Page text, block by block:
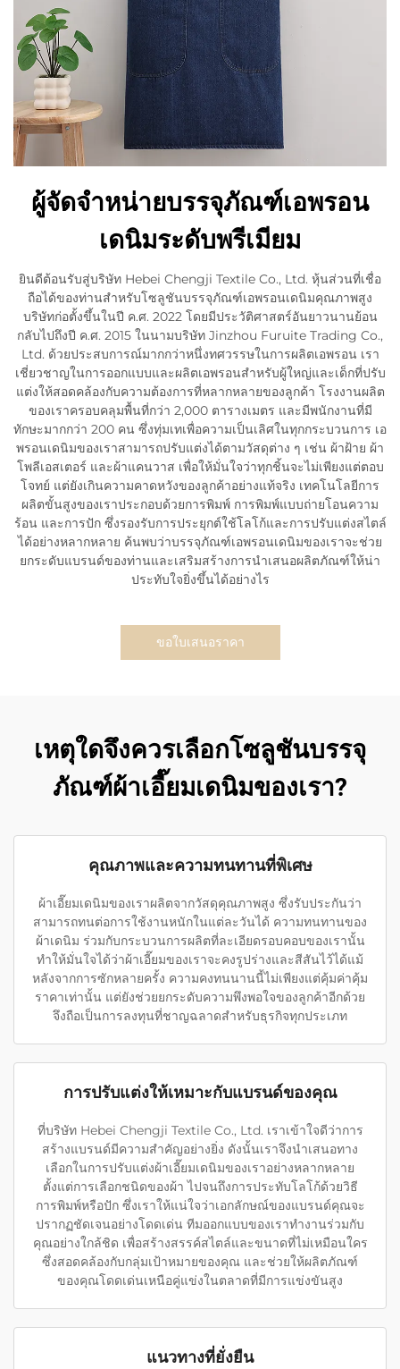
ผู้จัดจำหน่ายบรรจุภัณฑ์เอพรอน
เดนิมระดับพรีเมียม
ยินดีต้อนรับสู่บริษัท Hebei Chengji Textile Co., Ltd. หุ้นส่วนที่เชื่อ
ถือได้ของท่านสำหรับโซลูชันบรรจุภัณฑ์เอพรอนเดนิมคุณภาพสูง
บริษัทก่อตั้งขึ้นในปี ค.ศ. 2022 โดยมีประวัติศาสตร์อันยาวนานย้อน
กลับไปถึงปี ค.ศ. 2015 ในนามบริษัท Jinzhou Furuite Trading Co.,
Ltd. ด้วยประสบการณ์มากกว่าหนึ่งทศวรรษในการผลิตเอพรอน เรา
เชี่ยวชาญในการออกแบบและผลิตเอพรอนสำหรับผู้ใหญ่และเด็กที่ปรับ
แต่งให้สอดคล้องกับความต้องการที่หลากหลายของลูกค้า โรงงานผลิต
ของเราครอบคลุมพื้นที่กว่า 2,000 ตารางเมตร และมีพนักงานที่มี
ทักษะมากกว่า 200 คน ซึ่งทุ่มเทเพื่อความเป็นเลิศในทุกกระบวนการ เอ
พรอนเดนิมของเราสามารถปรับแต่งได้ตามวัสดุต่าง ๆ เช่น ผ้าฝ้าย ผ้า
โพลีเอสเตอร์ และผ้าแคนวาส เพื่อให้มั่นใจว่าทุกชิ้นจะไม่เพียงแต่ตอบ
โจทย์ แต่ยังเกินความคาดหวังของลูกค้าอย่างแท้จริง เทคโนโลยีการ
ผลิตขั้นสูงของเราประกอบด้วยการพิมพ์ การพิมพ์แบบถ่ายโอนความ
ร้อน และการปัก ซึ่งรองรับการประยุกต์ใช้โลโก้และการปรับแต่งสไตล์
ได้อย่างหลากหลาย ค้นพบว่าบรรจุภัณฑ์เอพรอนเดนิมของเราจะช่วย
ยกระดับแบรนด์ของท่านและเสริมสร้างการนำเสนอผลิตภัณฑ์ให้น่า
ประทับใจยิ่งขึ้นได้อย่างไร
ขอใบเสนอราคา
เหตุใดจึงควรเลือกโซลูชันบรรจุ
ภัณฑ์ผ้าเอี๊ยมเดนิมของเรา?
คุณภาพและความทนทานที่พิเศษ
ผ้าเอี๊ยมเดนิมของเราผลิตจากวัสดุคุณภาพสูง ซึ่งรับประกันว่า
สามารถทนต่อการใช้งานหนักในแต่ละวันได้ ความทนทานของ
ผ้าเดนิม ร่วมกับกระบวนการผลิตที่ละเอียดรอบคอบของเรานั้น
ทำให้มั่นใจได้ว่าผ้าเอี๊ยมของเราจะคงรูปร่างและสีสันไว้ได้แม้
หลังจากการซักหลายครั้ง ความคงทนนานนี้ไม่เพียงแต่คุ้มค่าคุ้ม
ราคาเท่านั้น แต่ยังช่วยยกระดับความพึงพอใจของลูกค้าอีกด้วย
จึงถือเป็นการลงทุนที่ชาญฉลาดสำหรับธุรกิจทุกประเภท
การปรับแต่งให้เหมาะกับแบรนด์ของคุณ
ที่บริษัท Hebei Chengji Textile Co., Ltd. เราเข้าใจดีว่าการ
สร้างแบรนด์มีความสำคัญอย่างยิ่ง ดังนั้นเราจึงนำเสนอทาง
เลือกในการปรับแต่งผ้าเอี๊ยมเดนิมของเราอย่างหลากหลาย
ตั้งแต่การเลือกชนิดของผ้า ไปจนถึงการประทับโลโก้ด้วยวิธี
การพิมพ์หรือปัก ซึ่งเราให้แน่ใจว่าเอกลักษณ์ของแบรนด์คุณจะ
ปรากฏชัดเจนอย่างโดดเด่น ทีมออกแบบของเราทำงานร่วมกับ
คุณอย่างใกล้ชิด เพื่อสร้างสรรค์สไตล์และขนาดที่ไม่เหมือนใคร
ซึ่งสอดคล้องกับกลุ่มเป้าหมายของคุณ และช่วยให้ผลิตภัณฑ์
ของคุณโดดเด่นเหนือคู่แข่งในตลาดที่มีการแข่งขันสูง
แนวทางที่ยั่งยืน